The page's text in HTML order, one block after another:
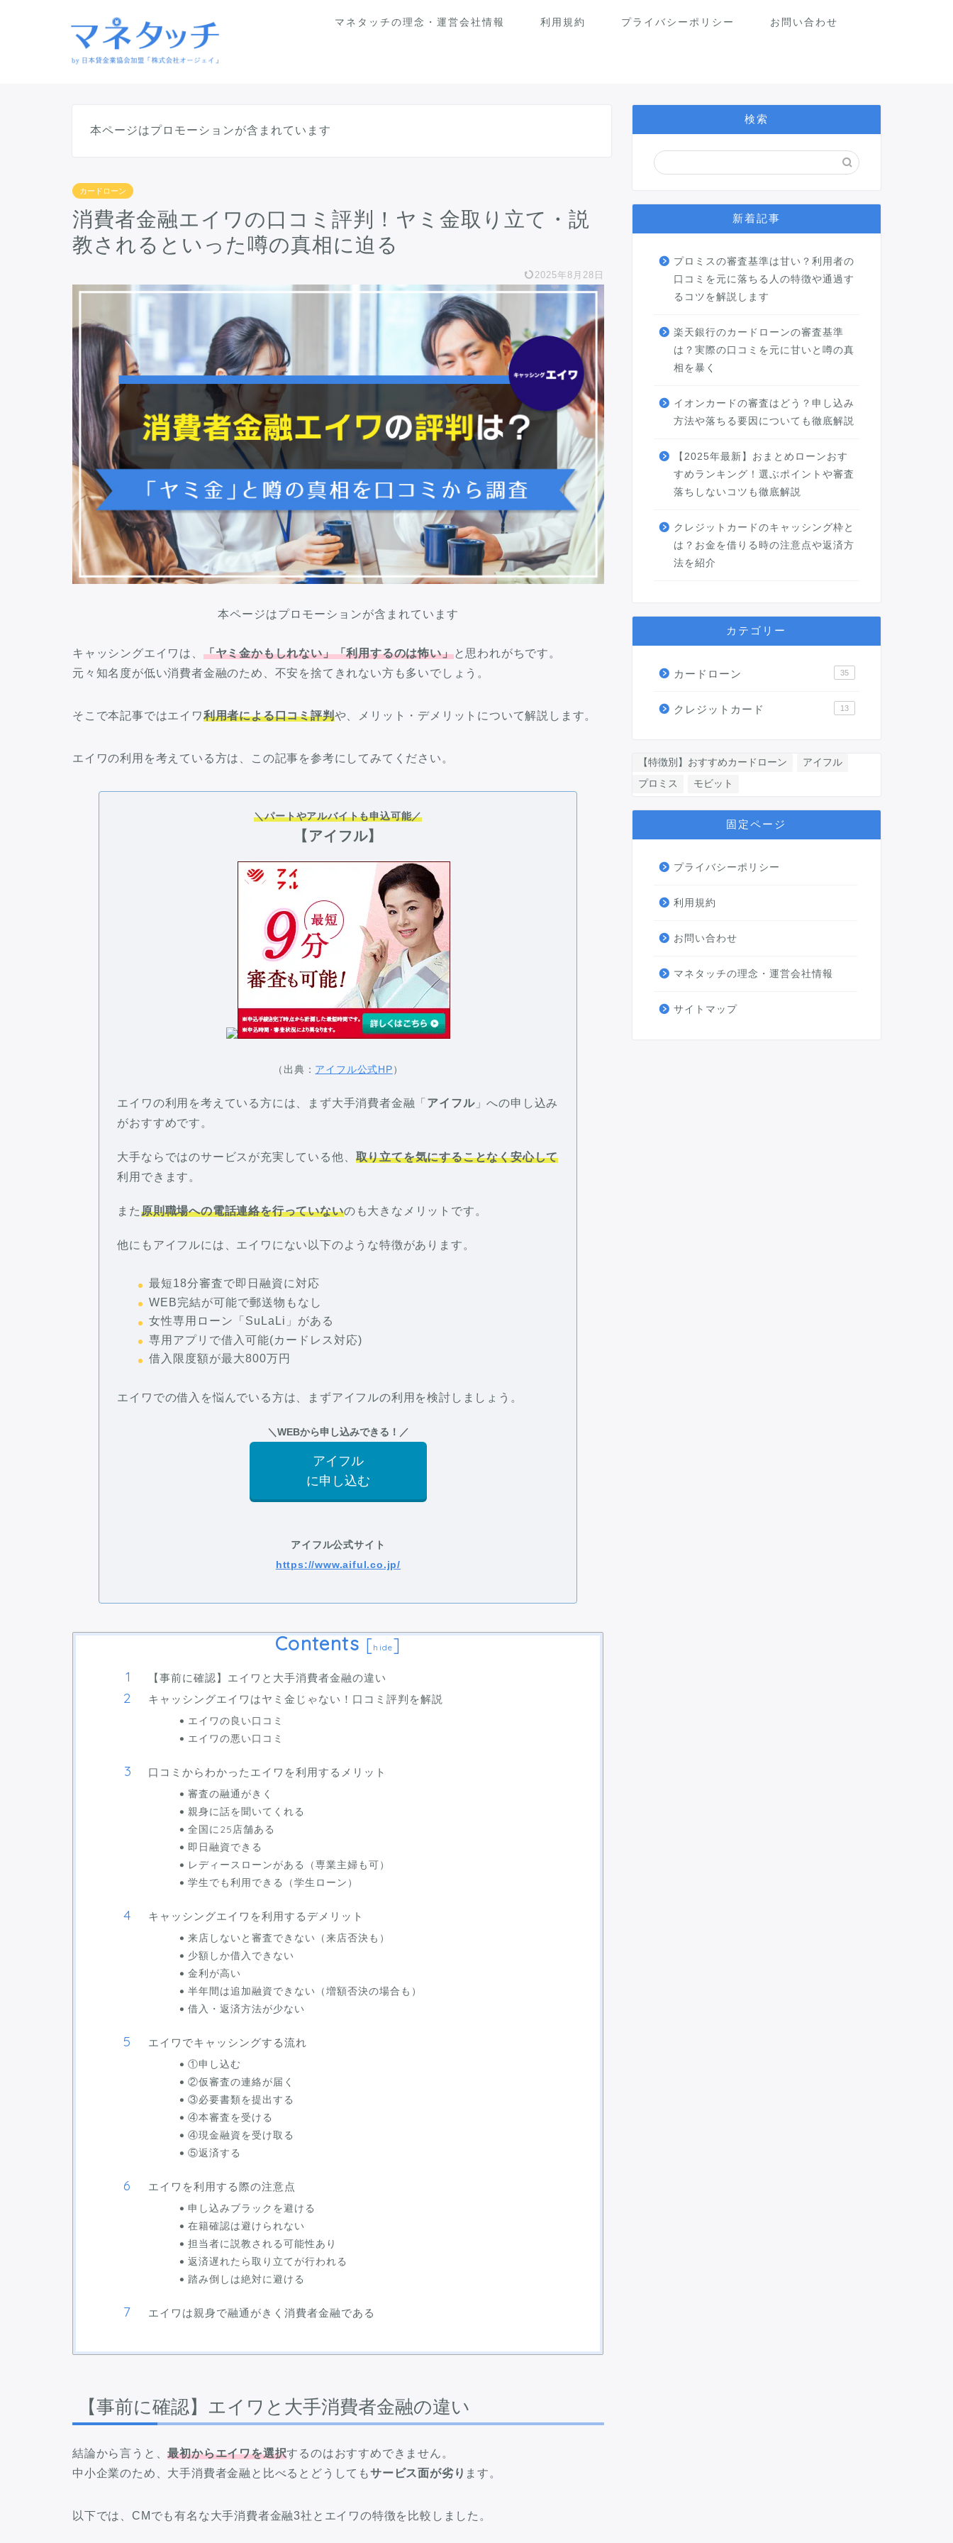
マネタッチの理念・運営会社情報 利用規約 プライバシーポリシー お問い合わせ
本ページはプロモーションが含まれています
カードローン
消費者金融エイワの口コミ評判！ヤミ金取り立て・説
教されるといった噂の真相に迫る
2025年8月28日
本ページはプロモーションが含まれています
キャッシングエイワは、 「ヤミ金かもしれない」「利用するのは怖い」と思われがちです。
元々知名度が低い消費者金融のため、不安を捨てきれない方も多いでしょう。
そこで本記事ではエイワ利用者による口コミ評判や、メリット・デメリットについて解説します。
エイワの利用を考えている方は、この記事を参考にしてみてください。
＼パートやアルバイトも申込可能／
【アイフル】
（出典： アイフル公式HP）
エイワの利用を考えている方には、まず大手消費者金融「 アイフル」への申し込み
がおすすめです。
大手ならではのサービスが充実している他、 取り立てを気にすることなく安心して
利用できます。
また原則職場への電話連絡を行っていないのも大きなメリットです。
他にもアイフルには、エイワにない以下のような特徴があります。
最短18分審査で即日融資に対応
WEB完結が可能で郵送物もなし
女性専用ローン「SuLaLi」がある
専用アプリで借入可能(カードレス対応)
借入限度額が最大800万円
エイワでの借入を悩んでいる方は、まずアイフルの利用を検討しましょう。
＼WEBから申し込みできる！／
アイフル
に申し込む
アイフル公式サイト
https://www.aiful.co.jp/
Contents [hide]
【事前に確認】エイワと大手消費者金融の違い
キャッシングエイワはヤミ金じゃない！口コミ評判を解説
エイワの良い口コミ
エイワの悪い口コミ
口コミからわかったエイワを利用するメリット
審査の融通がきく
親身に話を聞いてくれる
全国に25店舗ある
即日融資できる
レディースローンがある（専業主婦も可）
学生でも利用できる（学生ローン）
キャッシングエイワを利用するデメリット
来店しないと審査できない（来店否決も）
少額しか借入できない
金利が高い
半年間は追加融資できない（増額否決の場合も）
借入・返済方法が少ない
エイワでキャッシングする流れ
①申し込む
②仮審査の連絡が届く
③必要書類を提出する
④本審査を受ける
④現金融資を受け取る
⑤返済する
エイワを利用する際の注意点
申し込みブラックを避ける
在籍確認は避けられない
担当者に説教される可能性あり
返済遅れたら取り立てが行われる
踏み倒しは絶対に避ける
エイワは親身で融通がきく消費者金融である
【事前に確認】エイワと大手消費者金融の違い
結論から言うと、最初からエイワを選択するのはおすすめできません。
中小企業のため、大手消費者金融と比べるとどうしてもサービス面が劣り ます。
以下では、CMでも有名な大手消費者金融3社とエイワの特徴を比較しました。
検索
新着記事
プロミスの審査基準は甘い？利用者の
口コミを元に落ちる人の特徴や通過す
るコツを解説します
楽天銀行のカードローンの審査基準
は？実際の口コミを元に甘いと噂の真
相を暴く
イオンカードの審査はどう？申し込み
方法や落ちる要因についても徹底解説
【2025年最新】おまとめローンおす
すめランキング！選ぶポイントや審査
落ちしないコツも徹底解説
クレジットカードのキャッシング枠と
は？お金を借りる時の注意点や返済方
法を紹介
カテゴリー
カードローン 35
クレジットカード 13
【特徴別】おすすめカードローン
アイフル
プロミス
モビット
固定ページ
プライバシーポリシー
利用規約
お問い合わせ
マネタッチの理念・運営会社情報
サイトマップ